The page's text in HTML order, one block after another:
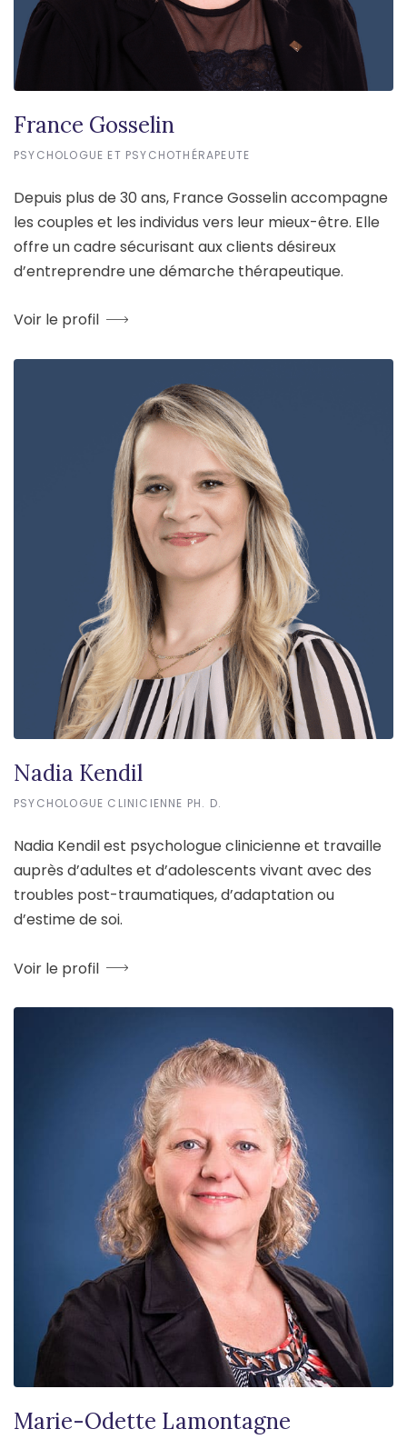
France Gosselin
PSYCHOLOGUE ET PSYCHOTHÉRAPEUTE
Depuis plus de 30 ans, France Gosselin accompagne
les couples et les individus vers leur mieux-être. Elle
offre un cadre sécurisant aux clients désireux
d’entreprendre une démarche thérapeutique.
Voir le profil
Nadia Kendil
PSYCHOLOGUE CLINICIENNE PH. D.
Nadia Kendil est psychologue clinicienne et travaille
auprès d’adultes et d’adolescents vivant avec des
troubles post-traumatiques, d’adaptation ou
d’estime de soi.
Voir le profil
Marie-Odette Lamontagne